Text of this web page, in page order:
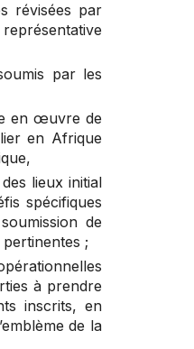
révisées par
par les
en œuvre de
en Afrique
lieux initial
spécifiques
de
;
à prendre
inscrits, en
de la